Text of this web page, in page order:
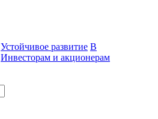
Устойчивое развитие В
Инвесторам и акционерам